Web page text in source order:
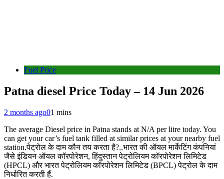
Fuel Price
Patna diesel Price Today – 14 Jun 2026
2 months ago01 mins
The average Diesel price in Patna stands at N/A per litre today. You
can get your car’s fuel tank filled at similar prices at your nearby fuel
station.पेट्रोल के दाम कौन तय करता है?..भारत की ऑयल मार्केटिंग कंपनियां
जैसे इंडियन ऑयल कॉरपोरेशन, हिंदुस्तान पेट्रोलियम कॉरपोरेशन लिमिटेड
(HPCL) और भारत पेट्रोलियम कॉरपोरेशन लिमिटेड (BPCL) पेट्रोल के दाम
निर्धारित करती हैं.